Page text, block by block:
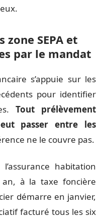
SEPA et
par le mandat
s’appuie sur les
pour identifier
Tout prélèvement
passer entre les
ne le couvre pas.
habitation
à la taxe foncière
démarre en janvier,
facturé tous les six